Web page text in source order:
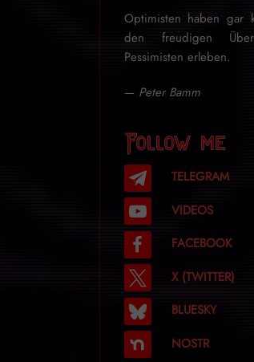
Optimisten haben gar
den freudigen
Pessimisten erleben.
— Peter Bamm
Follow me
TELEGRAM
VIDEOS
FACEBOOK
X (TWITTER)
BLUESKY
NOSTR